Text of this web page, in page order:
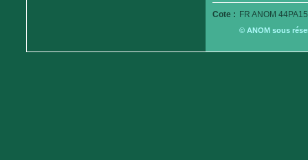
Cote : FR ANOM
© ANOM sous